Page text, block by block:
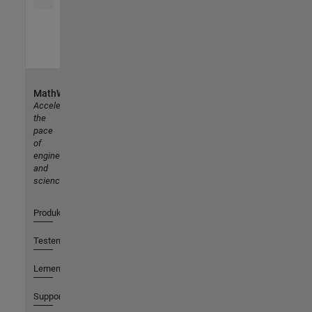
MathWorks
Accelerating
the
pace
of
engineering
and
science
Produkte
Testen oder Kaufen
Lernen
Support